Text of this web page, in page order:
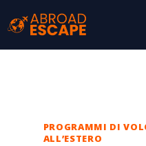
PROGRAMMI DI
ALL’ESTERO